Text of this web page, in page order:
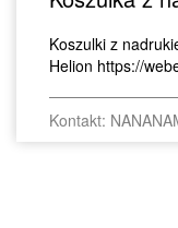
Koszulki z
Helion https://
Kontakt: